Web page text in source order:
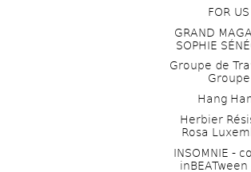
FOR US
GRAND
SOPHIE
Groupe de
Groupe
Hang
Herbier
Rosa
INSOMNIE -
inBEATween